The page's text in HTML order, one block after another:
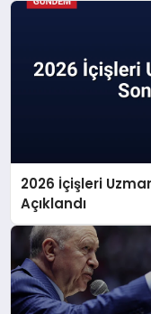
2026 İçişleri
Açıklandı